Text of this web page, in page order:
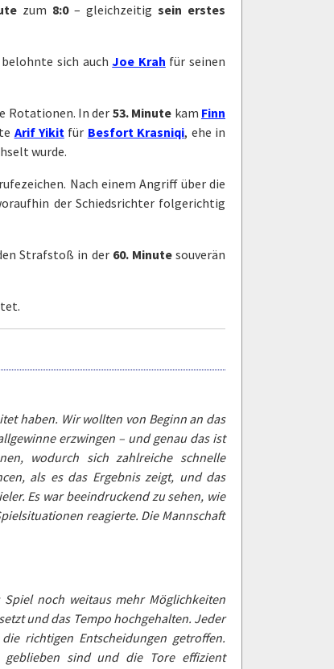
zum 8:0– gleichzeitigsein erstes
sich auchJoe Krah für seinen
Rotationen. In der 53. Minute kam Finn
Arif Yikit für Besfort Krasniqi, ehe in
wurde.
Nach einem Angriff über die
der Schiedsrichter folgerichtig
Strafstoß in der 60. Minutesouverän
haben. Wir wollten von Beginn an das
erzwingen – und genau das ist
wodurch sich zahlreiche schnelle
als es das Ergebnis zeigt, und das
Es war beeindruckend zu sehen, wie
reagierte. Die Mannschaft
noch weitaus mehr Möglichkeiten
und das Tempo hochgehalten. Jeder
richtigen Entscheidungen getroffen.
sind und die Tore effizient